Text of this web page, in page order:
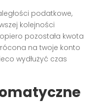
podatkowe,
kolejności
pozostała kwota
na twoje konto
wydłużyć czas